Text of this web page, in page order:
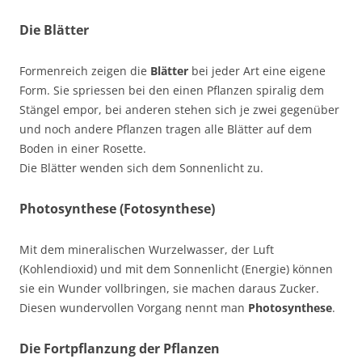
Die Blätter
Formenreich zeigen die Blätter bei jeder Art eine eigene
Form. Sie spriessen bei den einen Pflanzen spiralig dem
Stängel empor, bei anderen stehen sich je zwei gegenüber
und noch andere Pflanzen tragen alle Blätter auf dem
Boden in einer Rosette.
Die Blätter wenden sich dem Sonnenlicht zu.
Photosynthese (Fotosynthese)
Mit dem mineralischen Wurzelwasser, der Luft
(Kohlendioxid) und mit dem Sonnenlicht (Energie) können
sie ein Wunder vollbringen, sie machen daraus Zucker.
Diesen wundervollen Vorgang nennt man Photosynthese.
Die Fortpflanzung der Pflanzen